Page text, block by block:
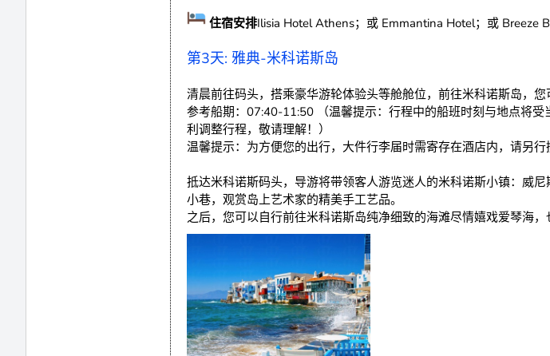
住宿安排Ilisia Hotel Athens；或 Emmantina Hotel；或 Breeze
第3天: 雅典-米科诺斯岛
清晨前往码头，搭乘豪华游轮体验头等舱舱位，前往米科诺斯岛，您
参考船期：07:40-11:50 （温馨提示：行程中的船班时刻与地点将
利调整行程，敬请理解！）
温馨提示：为方便您的出行，大件行李届时需寄存在酒店内，请另行
抵达米科诺斯码头，导游将带领客人游览迷人的米科诺斯小镇：威
小巷，观赏岛上艺术家的精美手工艺品。
之后，您可以自行前往米科诺斯岛纯净细致的海滩尽情嬉戏爱琴海，